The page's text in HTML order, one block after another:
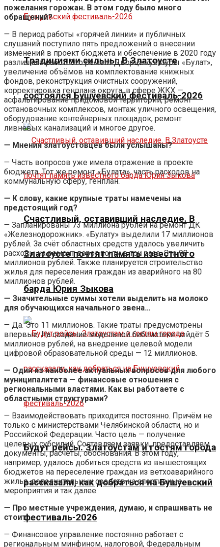
Традициями сильны. В Златоусте
состоялся Бушуевский фестиваль-2026
Счастливый, оставивший наследие. В
Златоусте почтят память известного
барда Юрия Зыкова
Будут рейсы. Златоустам и гостям города
рассказали, как добраться на Бушуевский
фестиваль-2026
пожелания горожан. В этом году было много
обращений?
— В период работы «горячей линии» и публичных
слушаний поступило пять предложений о внесении
изменений в проект бюджета и обеспечение в 2020 году
различных работ. Это ремонт Дворца культуры «Булат»,
увеличение объёмов на комплектование книжных
фондов, реконструкция очистных сооружений,
корректировка генплана округа, в сфере ЖКХ —
асфальтирование придомовой территории, ремонт
остановочных комплексов, монтаж уличного освещения,
оборудование контейнерных площадок, ремонт
ливневых канализаций и многое другое.
— Мнения златоустовцев были услышаны?
— Часть вопросов уже имела отражение в проекте
бюджета. Тот же ремонт «Булата», часть расходов на
коммунальную сферу, генплан.
— К слову, какие крупные траты намечены на
предстоящий год?
— Запланированы 73 миллиона рублей на ремонт ДК
«Железнодорожник». «Булату» выделили 17 миллионов
рублей. За счёт областных средств удалось увеличить
расходы на ремонт дорог почти в три раза. Это 98
миллионов рублей. Также планируется строительство
жилья для переселения граждан из аварийного на 80
миллионов рублей.
— Значительные суммы хотели выделить на молоко
для обучающихся начального звена…
— Да. Это 11 миллионов. Такие траты предусмотрены
впервые. На создание модельной библиотеки пойдёт 5
миллионов рублей, на внедрение целевой модели
цифровой образовательной среды — 12 миллионов.
— Один из наиболее актуальных вопросов для любого
муниципалитета — финансовые отношения с
региональными властями. Как вы работаете с
областными структурами?
— Взаимодействовать приходится постоянно. Причём не
только с министерствами Челябинской области, но и
Российской Федерации. Часто цель — получение
целевых субсидий. Составляем заявки, предоставляем
документы, расчёты, обоснования. В этом году,
например, удалось добиться средств из вышестоящих
бюджетов на переселение граждан из ветхоаварийного
жилья, дополнительных средств на спортивные
мероприятия и так далее.
— Про местные учреждения, думаю, и спрашивать не
стоит…
— Финансовое управление постоянно работает с
региональным минфином, налоговой, Федеральным